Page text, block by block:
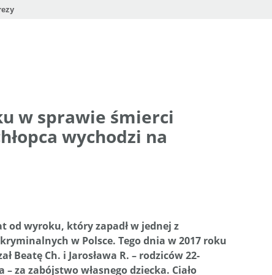
w sprawie śmierci
wychodzi na
od wyroku, który zapadł w jednej z
w Polsce. Tego dnia w 2017 roku
Beatę Ch. i Jarosława R. – rodziców 22-
za zabójstwo własnego dziecka. Ciało